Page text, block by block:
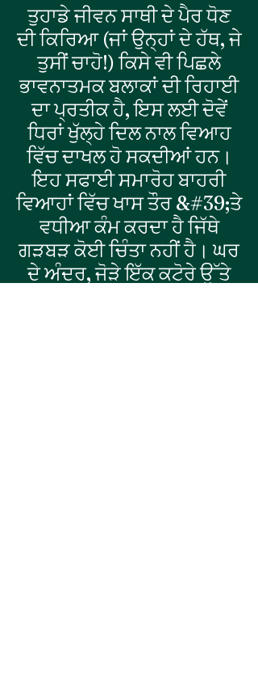
ਤੁਹਾਡੇ ਜੀਵਨ ਸਾਥੀ ਦੇ ਪੈਰ ਧੋਣ
ਦੀ ਕਿਰਿਆ (ਜਾਂ ਉਨ੍ਹਾਂ ਦੇ ਹੱਥ, ਜੇ
ਤੁਸੀਂ ਚਾਹੋ!) ਕਿਸੇ ਵੀ ਪਿਛਲੇ
ਭਾਵਨਾਤਮਕ ਬਲਾਕਾਂ ਦੀ ਰਿਹਾਈ
ਦਾ ਪ੍ਰਤੀਕ ਹੈ, ਇਸ ਲਈ ਦੋਵੇਂ
ਧਿਰਾਂ ਖੁੱਲ੍ਹੇ ਦਿਲ ਨਾਲ ਵਿਆਹ
ਵਿੱਚ ਦਾਖਲ ਹੋ ਸਕਦੀਆਂ ਹਨ।
ਇਹ ਸਫਾਈ ਸਮਾਰੋਹ ਬਾਹਰੀ
ਵਿਆਹਾਂ ਵਿੱਚ ਖਾਸ ਤੌਰ &#39;ਤੇ
ਵਧੀਆ ਕੰਮ ਕਰਦਾ ਹੈ ਜਿੱਥੇ
ਗੜਬੜ ਕੋਈ ਚਿੰਤਾ ਨਹੀਂ ਹੈ। ਘਰ
ਦੇ ਅੰਦਰ, ਜੋੜੇ ਇੱਕ ਕਟੋਰੇ ਉੱਤੇ